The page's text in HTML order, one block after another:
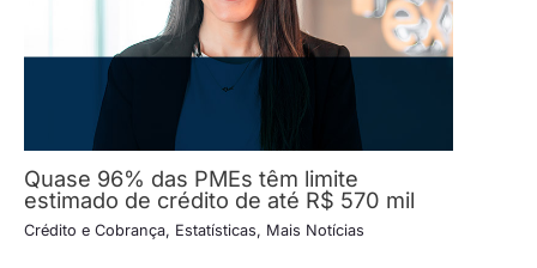
Quase 96% das PMEs têm limite
estimado de crédito de até R$ 570 mil
Crédito e Cobrança, Estatísticas, Mais Notícias